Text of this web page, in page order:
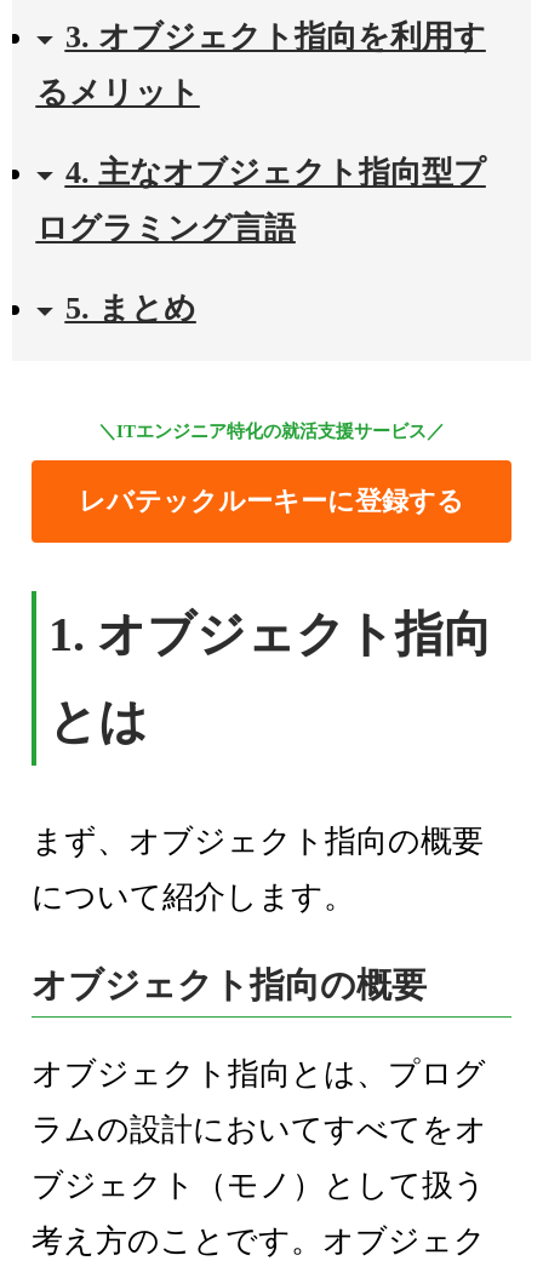
3. オブジェクト指向を利用す
るメリット
4. 主なオブジェクト指向型プ
ログラミング言語
5. まとめ
＼ITエンジニア特化の就活支援サービス／
レバテックルーキーに登録する
1. オブジェクト指向
とは
まず、オブジェクト指向の概要
について紹介します。
オブジェクト指向の概要
オブジェクト指向とは、プログ
ラムの設計においてすべてをオ
ブジェクト（モノ）として扱う
考え方のことです。オブジェク